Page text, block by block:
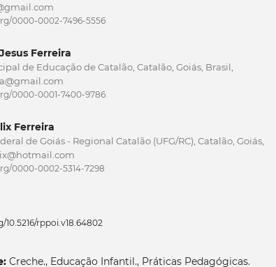
0000-0002-7496-5556
Ferreira
de Educação de Catalão, Catalão, Goiás, Brasil,
0000-0001-7400-9786
Ferreira
de Goiás - Regional Catalão (UFG/RC), Catalão, Goiás,
0000-0002-5314-7298
rppoi.v18.64802
Creche., Educação Infantil., Práticas Pedagógicas.